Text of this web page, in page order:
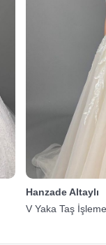
Hanzade Altaylı
V Yaka Taş